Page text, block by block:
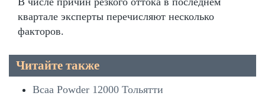
квартале эксперты перечисляют несколько
факторов.
Читайте также
Bcaa Powder 12000 Тольятти